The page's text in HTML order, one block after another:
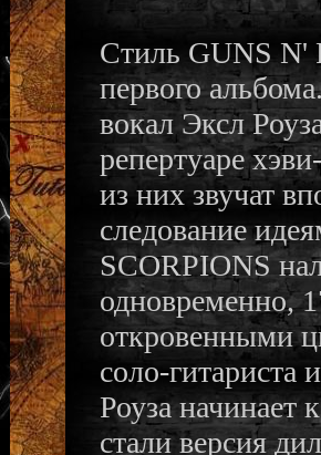
Стиль GUNS N'
первого
вокал Эксл
репертуаре
из них звучат
следование
SCORPIONS
одновременно,
откровенными
соло-гитариста
Роуза начинает
стали версия